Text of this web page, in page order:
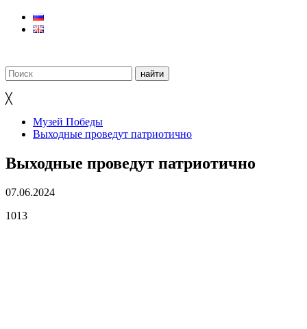
╳
Музей Победы
Выходные проведут патриотично
Выходные проведут патриотично
07.06.2024
1013